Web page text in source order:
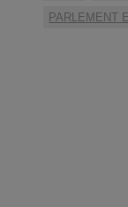
PARLEMENT